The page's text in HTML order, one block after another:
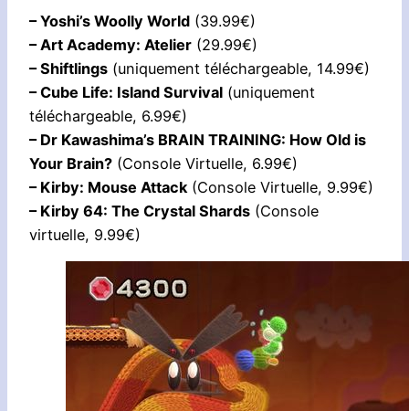
– Yoshi’s Woolly World (39.99€)
– Art Academy: Atelier (29.99€)
– Shiftlings (uniquement téléchargeable, 14.99€)
– Cube Life: Island Survival (uniquement
téléchargeable, 6.99€)
– Dr Kawashima’s BRAIN TRAINING: How Old is
Your Brain? (Console Virtuelle, 6.99€)
– Kirby: Mouse Attack (Console Virtuelle, 9.99€)
– Kirby 64: The Crystal Shards (Console
virtuelle, 9.99€)